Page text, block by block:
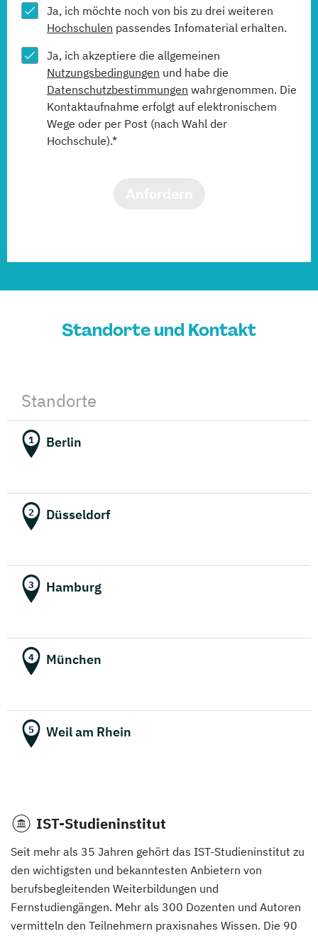
Ja, ich möchte noch von bis zu drei weiteren
Hochschulen passendes Infomaterial erhalten.
Ja, ich akzeptiere die allgemeinen
Nutzungsbedingungen und habe die
Datenschutzbestimmungen wahrgenommen. Die
Kontaktaufnahme erfolgt auf elektronischem
Wege oder per Post (nach Wahl der
Hochschule).*
Standorte und Kontakt
Standorte
1 Berlin
2 Düsseldorf
3 Hamburg
4 München
5 Weil am Rhein
IST-Studieninstitut
Seit mehr als 35 Jahren gehört das IST-Studieninstitut zu
den wichtigsten und bekanntesten Anbietern von
berufsbegleitenden Weiterbildungen und
Fernstudiengängen. Mehr als 300 Dozenten und Autoren
vermitteln den Teilnehmern praxisnahes Wissen. Die 90